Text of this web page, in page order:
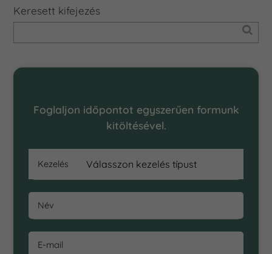
Keresett kifejezés
Foglaljon időpontot egyszerűen formunk
kitöltésével.
Kezelés
Név
E-mail